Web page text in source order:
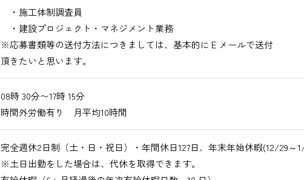
・施工体制調査員
・建設プロジェクト・マネジメント業務
※応募書類等の送付方法につきましては、基本的にＥメールで送付
頂きたいと思います。
08時 30分〜17時 15分
時間外労働有り 月平均10時間
完全週休2日制（土・日・祝日）・年間休日127日、年末年始休暇(12/29～
※土日出勤をした場合は、代休を取得できます。